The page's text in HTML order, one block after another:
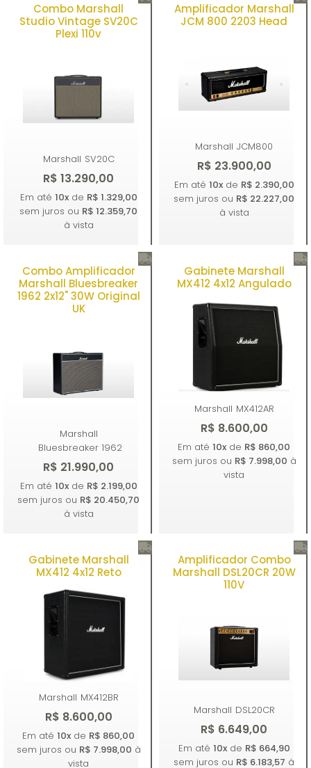
Comprar Comprar
Combo Marshall
Studio Vintage SV20C
Plexi 110v
Marshall SV20C
R$ 13.290,00
Comprar
Em até 10xde R$ 1.329,00
sem juros ou R$ 12.359,70
à vista
Amplificador Marshall
JCM 800 2203 Head
Marshall JCM800
R$ 23.900,00
Comprar
Em até 10xde R$ 2.390,00
sem juros ou R$ 22.227,00
à vista
Combo Amplificador
Marshall Bluesbreaker
1962 2x12" 30W Original
UK
Marshall
Bluesbreaker 1962
R$ 21.990,00
Comprar
Em até 10xde R$ 2.199,00
sem juros ou R$ 20.450,70
à vista
Gabinete Marshall
MX412 4x12 Angulado
Marshall MX412AR
R$ 8.600,00
Comprar
Em até 10x de R$ 860,00
sem juros ou R$ 7.998,00 à
vista
Gabinete Marshall
MX412 4x12 Reto
Marshall MX412BR
R$ 8.600,00
Em até 10x de R$ 860,00
sem juros ou R$ 7.998,00 à
vista
Amplificador Combo
Marshall DSL20CR 20W
110V
Marshall DSL20CR
R$ 6.649,00
Em até 10xde R$ 664,90
sem juros ou R$ 6.183,57 à